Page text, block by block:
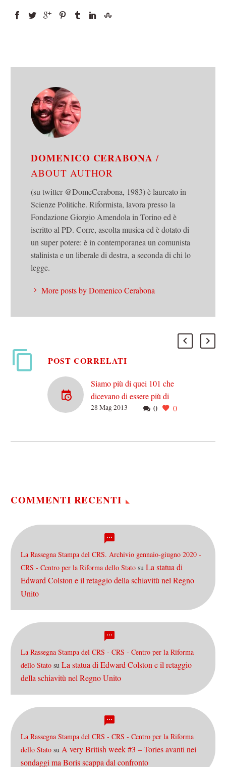
DOMENICO CERABONA/
ABOUT AUTHOR
(su twitter @DomeCerabona, 1983) è laureato in
Scienze Politiche. Riformista, lavora presso la
Fondazione Giorgio Amendola in Torino ed è
iscritto al PD. Corre, ascolta musica ed è dotato di
un super potere: è in contemporanea un comunista
stalinista e un liberale di destra, a seconda di chi lo
legge.
More posts by Domenico Cerabona
POST CORRELATI
Siamo più di quei 101 che
dicevano di essere più di
101
0 0
28 Mag 2013
COMMENTI RECENTI
La Rassegna Stampa del CRS. Archivio gennaio-giugno 2020 -
CRS - Centro per la Riforma dello Stato su La statua di
Edward Colston e il retaggio della schiavitù nel Regno
Unito
La Rassegna Stampa del CRS - CRS - Centro per la Riforma
dello Stato su La statua di Edward Colston e il retaggio
della schiavitù nel Regno Unito
La Rassegna Stampa del CRS - CRS - Centro per la Riforma
dello Stato su A very British week #3 – Tories avanti nei
sondaggi ma Boris scappa dal confronto